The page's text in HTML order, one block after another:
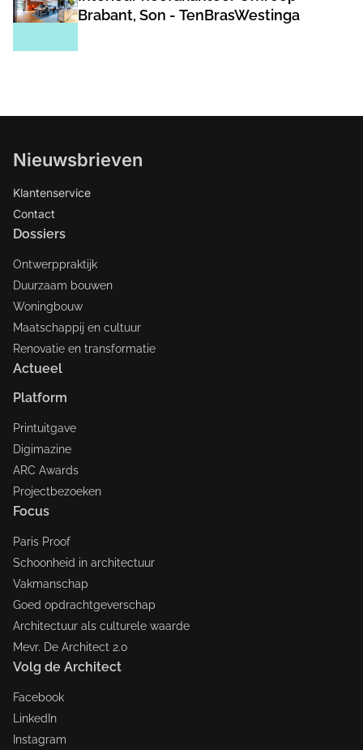
Brabant, Son - TenBrasWestinga
Nieuwsbrieven
Klantenservice
Contact
Dossiers
Ontwerppraktijk
Duurzaam bouwen
Woningbouw
Maatschappij en cultuur
Renovatie en transformatie
Actueel
Platform
Printuitgave
Digimazine
ARC Awards
Projectbezoeken
Focus
Paris Proof
Schoonheid in architectuur
Vakmanschap
Goed opdrachtgeverschap
Architectuur als culturele waarde
Mevr. De Architect 2.0
Volg de Architect
Facebook
LinkedIn
Instagram